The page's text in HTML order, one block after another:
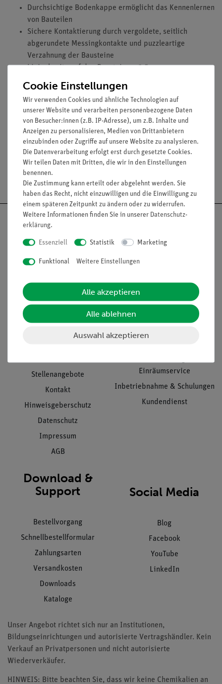
Durchsichtige Bodenkappe ermöglicht das Kennenlernen
von Bauteilen
Sichere Kontaktierung durch vergoldete, seitlich
abgerundete Messingkontakte und puzzleartige
Verzahnung der Bausteine
Linienbreite auf den Bausteinen: 2,5 mm
Bausteingröße (mm): 55 x 55 x 30
Widerstand eines Kontaktes: 0,02 Ohm
Spannung: maximal 12 V
Informationen
Stellenangebote
Kontakt
Hinweisgeberschutz
Datenschutz
Impressum
AGB
Einräumservice
Inbetriebnahme & Schulungen
Kundendienst
Download &
Support
Bestellvorgang
Schnellbestellformular
Zahlungsarten
Versandkosten
Downloads
Kataloge
Social Media
Blog
Facebook
YouTube
LinkedIn
Unser Angebot richtet sich nur an Institutionen,
Bildungseinrichtungen und autorisierte Vertragshändler. Kein
Verkauf an Privatpersonen und nicht autorisierte
Wiederverkäufer.
HINWEIS: Bitte beachten Sie, dass wir keine Chemikalien an
Cookie Einstellungen
Wir verwenden Cookies und ähnliche Technologien auf
unserer Website und verarbeiten personenbezogene Daten
von Besucher:innen (z.B. IP-Adresse), um z.B. Inhalte und
Anzeigen zu personalisieren, Medien von Drittanbietern
einzubinden oder Zugriffe auf unsere Website zu analysieren.
Die Datenverarbeitung erfolgt erst durch gesetzte Cookies.
Wir teilen Daten mit Dritten, die wir in den Einstellungen
benennen.
Die Zustimmung kann erteilt oder abgelehnt werden. Sie
haben das Recht, nicht einzuwilligen und die Einwilligung zu
einem späteren Zeitpunkt zu ändern oder zu widerrufen.
Weitere Informationen finden Sie in unserer Daten­schutz­
erklärung.
Essenziell Statistik Marketing
Funktional Weitere Einstellungen
Alle akzeptieren
Alle ablehnen
Auswahl akzeptieren